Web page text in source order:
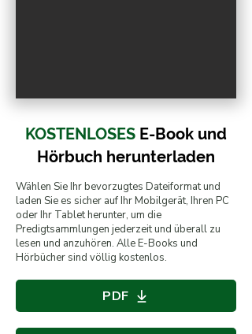
KOSTENLOSES E-Book und
Hörbuch herunterladen
Wählen Sie Ihr bevorzugtes Dateiformat und
laden Sie es sicher auf Ihr Mobilgerät, Ihren PC
oder Ihr Tablet herunter, um die
Predigtsammlungen jederzeit und überall zu
lesen und anzuhören. Alle E-Books und
Hörbücher sind völlig kostenlos.
PDF